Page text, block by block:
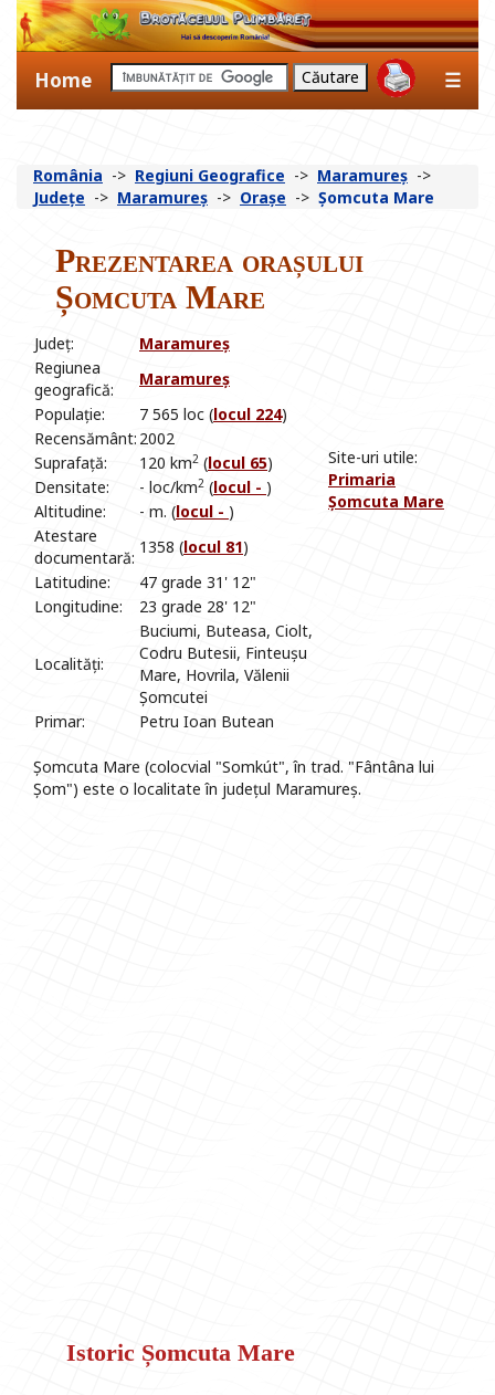
Home ☰
România -> Regiuni Geografice -> Maramureș ->
Județe -> Maramureș -> Orașe -> Șomcuta Mare
Prezentarea orașului
Șomcuta Mare
Județ: Maramureș
Site-uri utile:
Primaria
Șomcuta Mare
Regiunea
geografică:
Maramureș
Populație:
7 565 loc (locul 224)
Recensământ: 2002
Suprafață:
120 km2 (locul 65)
Densitate:
- loc/km2 (locul - )
Altitudine:
- m. (locul - )
Atestare
documentară:
1358 (locul 81)
Latitudine:
47 grade 31' 12"
Longitudine:
23 grade 28' 12"
Localități:
Buciumi, Buteasa, Ciolt,
Codru Butesii, Finteușu
Mare, Hovrila, Vălenii
Șomcutei
Primar:
Petru Ioan Butean
Șomcuta Mare (colocvial "Somkút", în trad. "Fântâna lui
Șom") este o localitate în județul Maramureș.
Istoric Șomcuta Mare